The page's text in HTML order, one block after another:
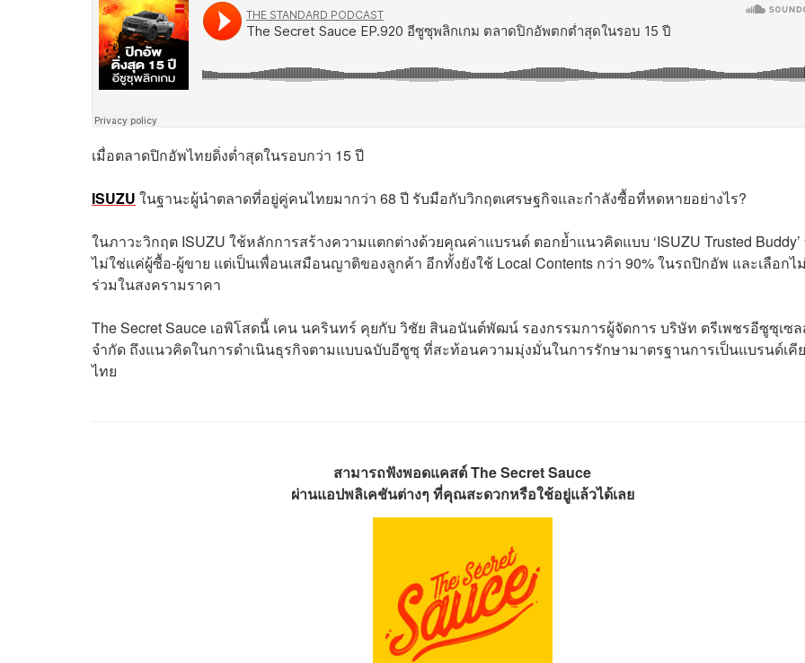
เมื่อตลาดปิกอัพไทยดิ่งต่ำสุดในรอบกว่า 15 ปี
ISUZU ในฐานะผู้นำตลาดที่อยู่คู่คนไทยมากว่า 68 ปี รับมือกับวิกฤตเศรษฐกิจและกำลังซื้อที่หดหายอย่างไร?
ในภาวะวิกฤต ISUZU ใช้หลักการสร้างความแตกต่างด้วยคุณค่าแบรนด์ ตอกย้ำแนวคิดแบบ ‘ISUZU Trusted Buddy’
ไม่ใช่แค่ผู้ซื้อ-ผู้ขาย แต่เป็นเพื่อนเสมือนญาติของลูกค้า อีกทั้งยังใช้ Local Contents กว่า 90% ในรถปิกอัพ และเลือกไ
ร่วมในสงครามราคา
The Secret Sauce เอพิโสดนี้ เคน นครินทร์ คุยกับ วิชัย สินอนันต์พัฒน์ รองกรรมการผู้จัดการ บริษัท ตรีเพชรอีซูซุเซ
จำกัด ถึงแนวคิดในการดำเนินธุรกิจตามแบบฉบับอีซูซุ ที่สะท้อนความมุ่งมั่นในการรักษามาตรฐานการเป็นแบรนด์เคี
ไทย
สามารถฟังพอดแคสต์ The Secret Sauce
ผ่านแอปพลิเคชันต่างๆ ที่คุณสะดวกหรือใช้อยู่แล้วได้เลย